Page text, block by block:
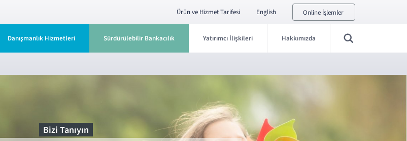
Ürün ve Hizmet Tarifesi English Online İşlemler
Danışmanlık Hizmetleri Sürdürülebilir Bankacılık Yatırımcı İlişkileri Hakkımızda
Bizi Tanıyın